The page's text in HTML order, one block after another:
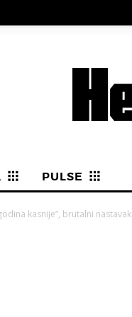
PULSE
kasnije”, brutalni